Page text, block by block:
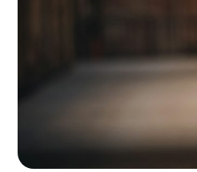
PARCS